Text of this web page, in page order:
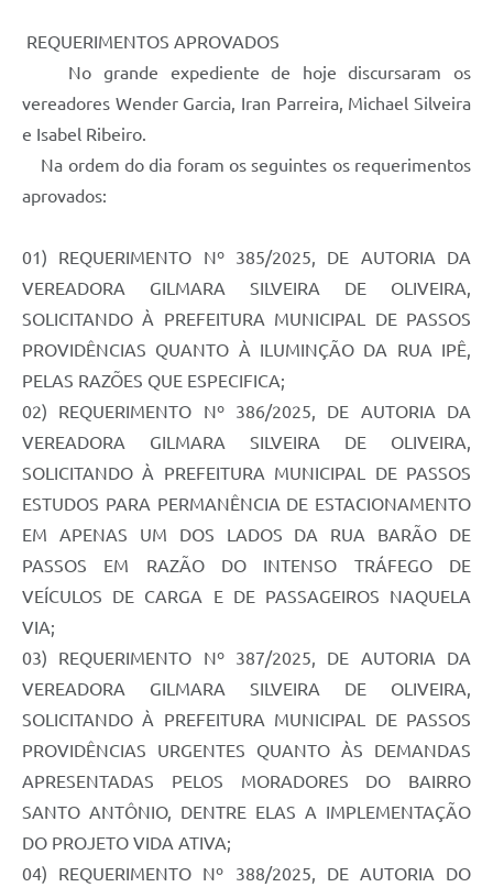
REQUERIMENTOS APROVADOS
No grande expediente de hoje discursaram os
vereadores Wender Garcia, Iran Parreira, Michael Silveira
e Isabel Ribeiro.
Na ordem do dia foram os seguintes os requerimentos
aprovados:
01) REQUERIMENTO Nº 385/2025, DE AUTORIA DA
VEREADORA GILMARA SILVEIRA DE OLIVEIRA,
SOLICITANDO À PREFEITURA MUNICIPAL DE PASSOS
PROVIDÊNCIAS QUANTO À ILUMINÇÃO DA RUA IPÊ,
PELAS RAZÕES QUE ESPECIFICA;
02) REQUERIMENTO Nº 386/2025, DE AUTORIA DA
VEREADORA GILMARA SILVEIRA DE OLIVEIRA,
SOLICITANDO À PREFEITURA MUNICIPAL DE PASSOS
ESTUDOS PARA PERMANÊNCIA DE ESTACIONAMENTO
EM APENAS UM DOS LADOS DA RUA BARÃO DE
PASSOS EM RAZÃO DO INTENSO TRÁFEGO DE
VEÍCULOS DE CARGA E DE PASSAGEIROS NAQUELA
VIA;
03) REQUERIMENTO Nº 387/2025, DE AUTORIA DA
VEREADORA GILMARA SILVEIRA DE OLIVEIRA,
SOLICITANDO À PREFEITURA MUNICIPAL DE PASSOS
PROVIDÊNCIAS URGENTES QUANTO ÀS DEMANDAS
APRESENTADAS PELOS MORADORES DO BAIRRO
SANTO ANTÔNIO, DENTRE ELAS A IMPLEMENTAÇÃO
DO PROJETO VIDA ATIVA;
04) REQUERIMENTO Nº 388/2025, DE AUTORIA DO